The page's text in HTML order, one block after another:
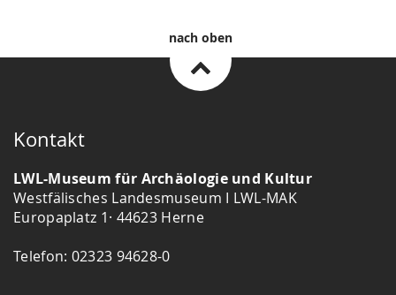
nach oben
Kontakt
LWL-Museum für Archäologie und Kultur
Westfälisches Landesmuseum I LWL-MAK
Europaplatz 1· 44623 Herne
Telefon: 02323 94628-0